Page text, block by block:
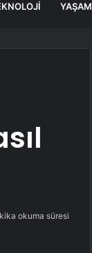
YAŞAM
okuma süresi